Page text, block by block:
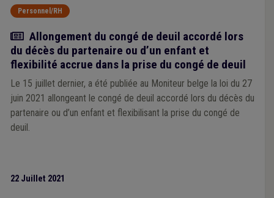
Personnel/RH
Actualité
Allongement du congé de deuil accordé lors
du décès du partenaire ou d’un enfant et
flexibilité accrue dans la prise du congé de deuil
Le 15 juillet dernier, a été publiée au Moniteur belge la loi du 27
juin 2021 allongeant le congé de deuil accordé lors du décès du
partenaire ou d’un enfant et flexibilisant la prise du congé de
deuil.
22 Juillet 2021